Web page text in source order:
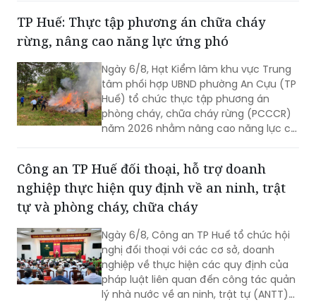
TP Huế: Thực tập phương án chữa cháy
rừng, nâng cao năng lực ứng phó
Ngày 6/8, Hạt Kiểm lâm khu vực Trung
tâm phối hợp UBND phường An Cựu (TP
Huế) tổ chức thực tập phương án
phòng cháy, chữa cháy rừng (PCCCR)
năm 2026 nhằm nâng cao năng lực chỉ
Công an TP Huế đối thoại, hỗ trợ doanh
nghiệp thực hiện quy định về an ninh, trật
tự và phòng cháy, chữa cháy
Ngày 6/8, Công an TP Huế tổ chức hội
nghị đối thoại với các cơ sở, doanh
nghiệp về thực hiện các quy định của
pháp luật liên quan đến công tác quản
lý nhà nước về an ninh, trật tự (ANTT)